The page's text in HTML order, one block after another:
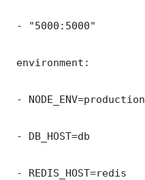
- "5000:5000"
environment:
- NODE_ENV=production
- DB_HOST=db
- REDIS_HOST=redis